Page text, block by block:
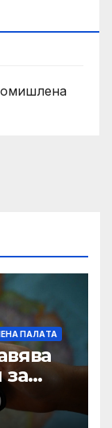
ПАЛAТА
за